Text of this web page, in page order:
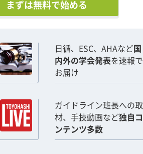
まずは無料で始める
日循、ESC、AHAなど国
内外の学会発表を速報で
お届け
ガイドライン班長への取
材、手技動画など独自コ
ンテンツ多数